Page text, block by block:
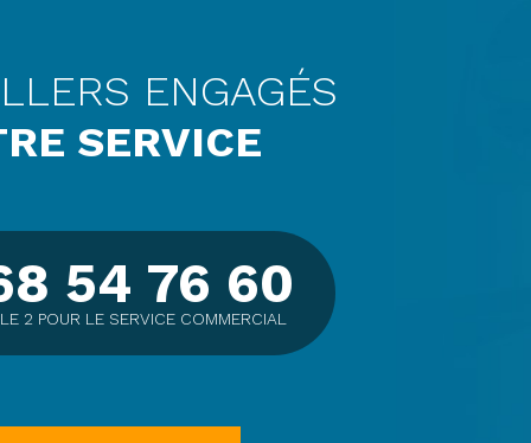
ENGAGÉS
SERVICE
54 76 60
2 POUR LE SERVICE COMMERCIAL